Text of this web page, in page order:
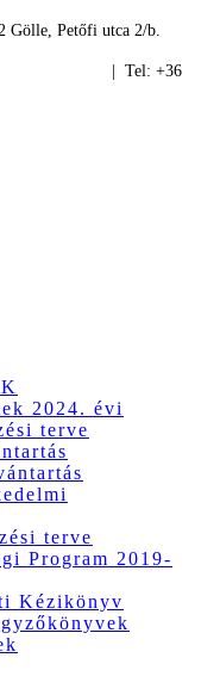
Gölle, Petőfi utca 2/b.
| Tel: +36
2024. évi
terve
terve
Program 2019-
Kézikönyv